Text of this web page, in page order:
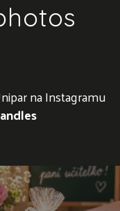
na Instagramu